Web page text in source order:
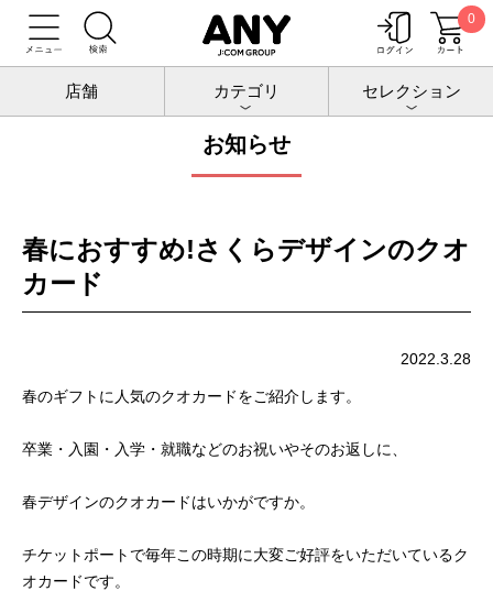
0
店舗 カテゴリ セレクション
トップ お知らせ
お知らせ
春におすすめ!さくらデザインのクオ
カード
2022.3.28
春のギフトに人気のクオカードをご紹介します。
卒業・入園・入学・就職などのお祝いやそのお返しに、
春デザインのクオカードはいかがですか。
チケットポートで毎年この時期に大変ご好評をいただいているク
オカードです。